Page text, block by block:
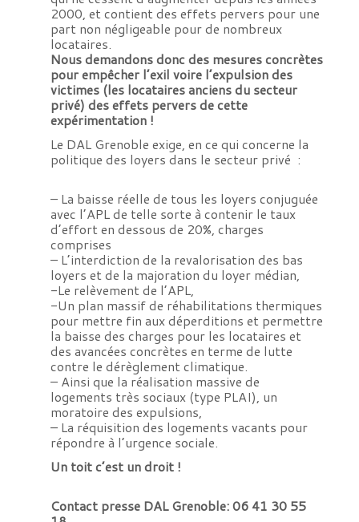
2000, et contient des effets pervers pour une
part non négligeable pour de nombreux
locataires.
Nous demandons donc des mesures concrètes
pour empêcher l’exil voire l’expulsion des
victimes (les locataires anciens du secteur
privé) des effets pervers de cette
expérimentation !
Le DAL Grenoble exige, en ce qui concerne la
politique des loyers dans le secteur privé :
– La baisse réelle de tous les loyers conjuguée
avec l’APL de telle sorte à contenir le taux
d’effort en dessous de 20%, charges
comprises
– L’interdiction de la revalorisation des bas
loyers et de la majoration du loyer médian,
-Le relèvement de l’APL,
-Un plan massif de réhabilitations thermiques
pour mettre fin aux déperditions et permettre
la baisse des charges pour les locataires et
des avancées concrètes en terme de lutte
contre le dérèglement climatique.
– Ainsi que la réalisation massive de
logements très sociaux (type PLAI), un
moratoire des expulsions,
– La réquisition des logements vacants pour
répondre à l’urgence sociale.
Un toit c’est un droit !
Contact presse DAL Grenoble: 06 41 30 55